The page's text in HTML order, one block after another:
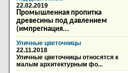
22.02.2019
Промышленная пропитка
древесины под давлением
(импрегнация...
Уличные цветочницы
22.11.2018
Уличные цветочницы относятся к
малым архитектурным фо...